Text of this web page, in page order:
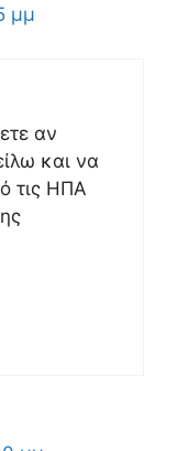
μμ
αν
και να
τις ΗΠΑ